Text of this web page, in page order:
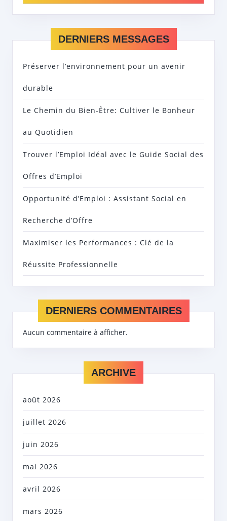
DERNIERS MESSAGES
Préserver l’environnement pour un avenir
durable
Le Chemin du Bien-Être: Cultiver le Bonheur
au Quotidien
Trouver l’Emploi Idéal avec le Guide Social des
Offres d’Emploi
Opportunité d’Emploi : Assistant Social en
Recherche d’Offre
Maximiser les Performances : Clé de la
Réussite Professionnelle
DERNIERS COMMENTAIRES
Aucun commentaire à afficher.
ARCHIVE
août 2026
juillet 2026
juin 2026
mai 2026
avril 2026
mars 2026